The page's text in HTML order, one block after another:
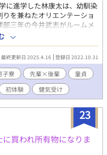
に進学した林康太は、幼馴染
を兼ねたオリエンテーショ
三年の今井武志がルームメ
終日の夜。康太は男子風呂
は「ウルフ」とあだ名され
うな裸身に目を奪われてしま
割りの発表があった。康太の
大樹だった。武志は康太に
リトル・ウルフ」と名づけ
だから」同室になったらし
要らない寮の規則は、片っ端
太もその考えには基本的に
貫通式」が行われることに
ール袋を渡した。そして消
太に見せた。それはコンド
って、「貫通式」に臨ん
最終更新日 2025.4.16 登録日 2022.10.31
子寮 先輩×後輩
童貞
初体験 健気受け
23
買われ所有物になりま